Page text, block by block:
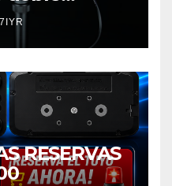
RESERVAS